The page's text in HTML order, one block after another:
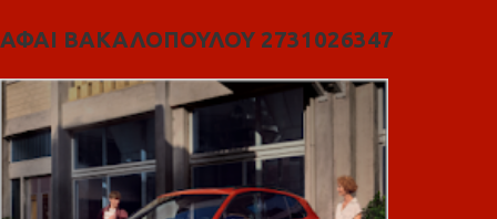
ΑΦΑΙ ΒΑΚΑΛΟΠΟΥΛΟΥ 2731026347